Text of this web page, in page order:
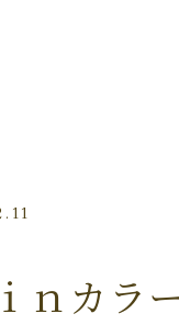
ｎカラ